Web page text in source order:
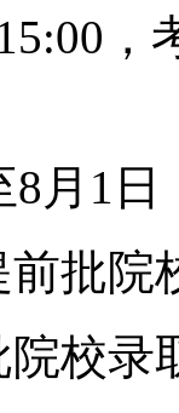
，
月1日
批院
校录